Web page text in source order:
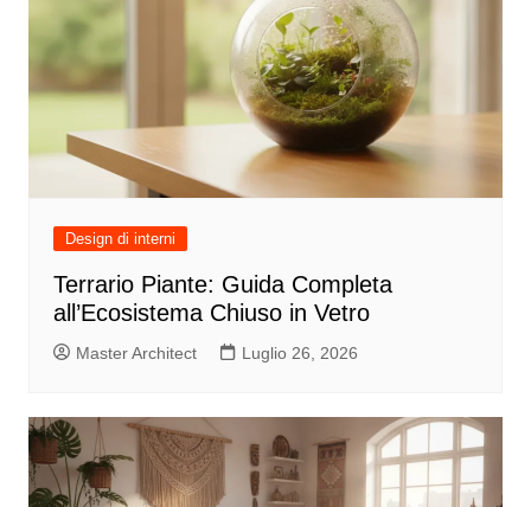
Design di interni
Terrario Piante: Guida Completa
all’Ecosistema Chiuso in Vetro
Master Architect Luglio 26, 2026